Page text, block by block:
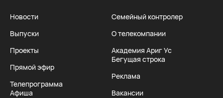
Новости
Выпуски
Проекты
Прямой эфир
Телепрограмма
Афиша
Семейный контролер
О телекомпании
Академия Ариг Ус
Бегущая строка
Реклама
Вакансии